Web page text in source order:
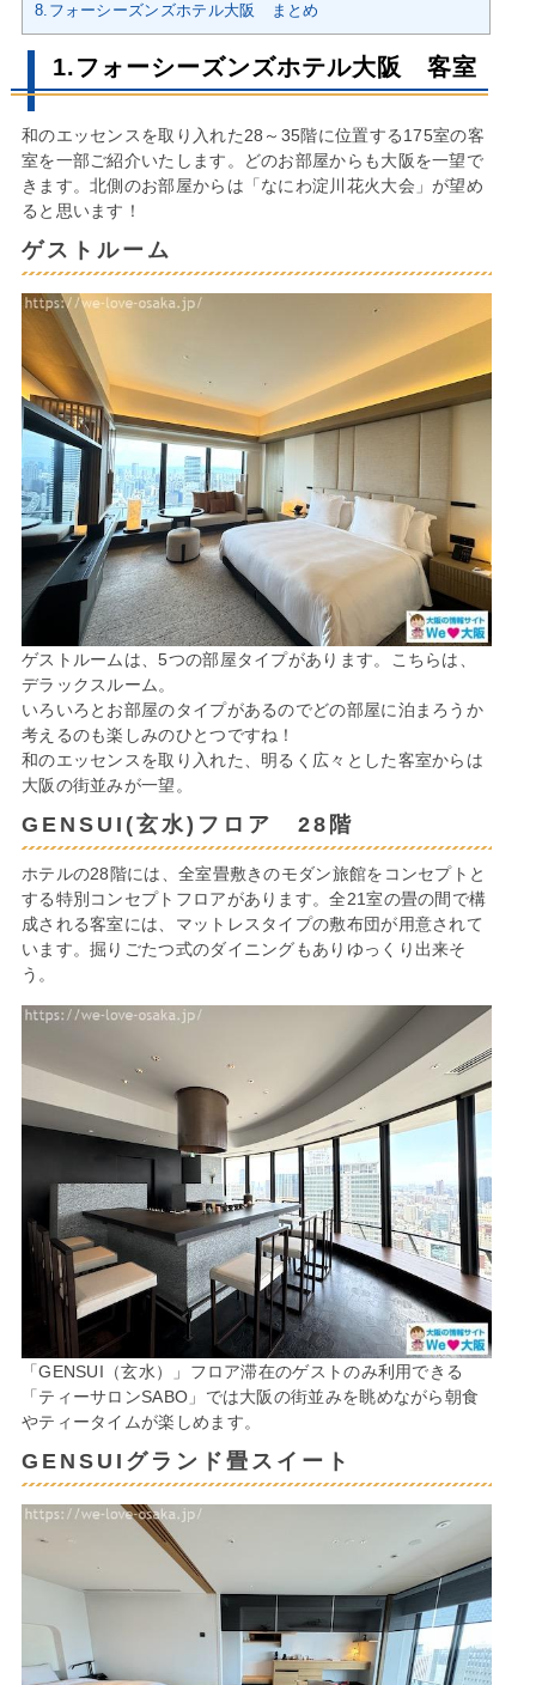
8.フォーシーズンズホテル大阪 まとめ
1.フォーシーズンズホテル大阪 客室
和のエッセンスを取り入れた28～35階に位置する175室の客
室を一部ご紹介いたします。どのお部屋からも大阪を一望で
きます。北側のお部屋からは「なにわ淀川花火大会」が望め
ると思います！
ゲストルーム
ゲストルームは、5つの部屋タイプがあります。こちらは、
デラックスルーム。
いろいろとお部屋のタイプがあるのでどの部屋に泊まろうか
考えるのも楽しみのひとつですね！
和のエッセンスを取り入れた、明るく広々とした客室からは
大阪の街並みが一望。
GENSUI(玄水)フロア 28階
ホテルの28階には、全室畳敷きのモダン旅館をコンセプトと
する特別コンセプトフロアがあります。全21室の畳の間で構
成される客室には、マットレスタイプの敷布団が用意されて
います。掘りごたつ式のダイニングもありゆっくり出来そ
う。
「GENSUI（玄水）」フロア滞在のゲストのみ利用できる
「ティーサロンSABO」では大阪の街並みを眺めながら朝食
やティータイムが楽しめます。
GENSUIグランド畳スイート